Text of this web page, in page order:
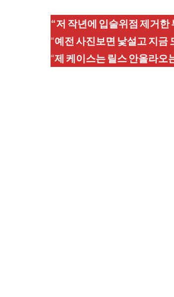
“저 작년에 입술위점 제거한
“예전 사진보면 낯설고 지금
“제 케이스는 릴스 안올라오